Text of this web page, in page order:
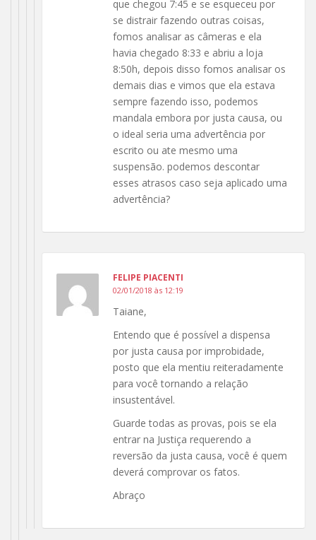
que chegou 7:45 e se esqueceu por
se distrair fazendo outras coisas,
fomos analisar as câmeras e ela
havia chegado 8:33 e abriu a loja
8:50h, depois disso fomos analisar os
demais dias e vimos que ela estava
sempre fazendo isso, podemos
mandala embora por justa causa, ou
o ideal seria uma advertência por
escrito ou ate mesmo uma
suspensão. podemos descontar
esses atrasos caso seja aplicado uma
advertência?
FELIPE PIACENTI
02/01/2018 às 12:19
Taiane,
Entendo que é possível a dispensa
por justa causa por improbidade,
posto que ela mentiu reiteradamente
para você tornando a relação
insustentável.
Guarde todas as provas, pois se ela
entrar na Justiça requerendo a
reversão da justa causa, você é quem
deverá comprovar os fatos.
Abraço